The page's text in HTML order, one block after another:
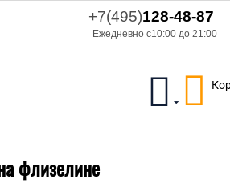
+7(495)128-48-87
Ежедневно с10:00 до 21:00
флизелине